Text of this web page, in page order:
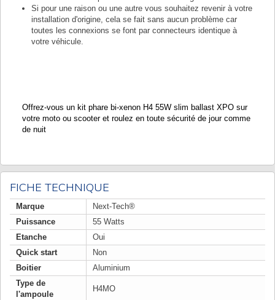
Si pour une raison ou une autre vous souhaitez revenir à votre
installation d'origine, cela se fait sans aucun problème car
toutes les connexions se font par connecteurs identique à
votre véhicule.
Offrez-vous un kit phare bi-xenon H4 55W slim ballast XPO sur
votre moto ou scooter et roulez en toute sécurité de jour comme
de nuit
FICHE TECHNIQUE
Marque
Next-Tech®
Puissance
55 Watts
Etanche
Oui
Quick start
Non
Boitier
Aluminium
Type de
l'ampoule
H4MO